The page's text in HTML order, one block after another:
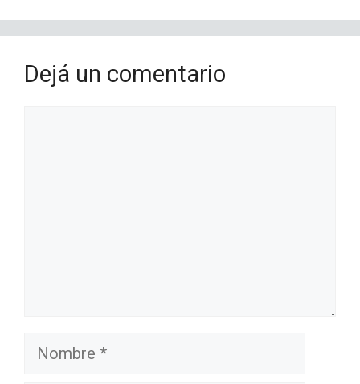
Dejá un comentario
Nombre